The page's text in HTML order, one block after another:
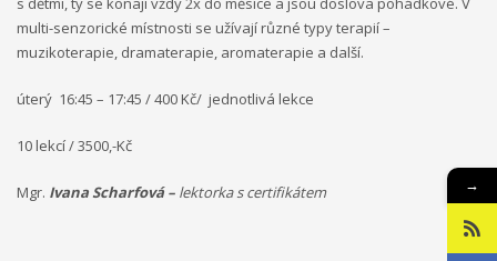
multi-senzorické místnosti se užívají různé typy terapií –
muzikoterapie, dramaterapie, aromaterapie a další.
úterý 16:45 – 17:45 / 400 Kč/ jednotlivá lekce
10 lekcí / 3500,-Kč
Mgr. Ivana Scharfová – lektorka s certifikátem →